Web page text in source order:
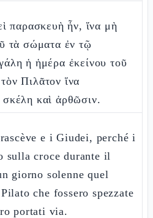
παρασκευὴ ἦν, ἵνα μὴ
τὰ σώματα ἐν τῷ
ἡ ἡμέρα ἐκείνου τοῦ
Πιλᾶτον ἵνα
καὶ ἀρθῶσιν.
e i Giudei, perché i
sulla croce durante il
giorno solenne quel
che fossero spezzate
portati via.